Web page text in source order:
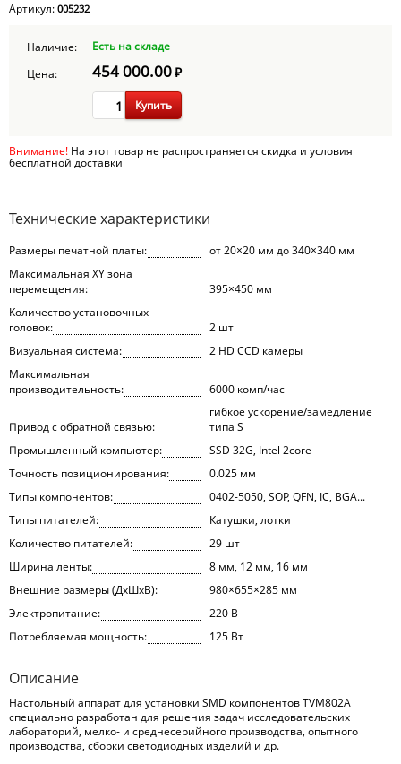
Артикул: 005232
Наличие:
Есть на складе
Цена:
454 000.00₽
Купить
Внимание! На этот товар не распространяется скидка и условия
бесплатной доставки
Технические характеристики
Размеры печатной платы:
от 20×20 мм до 340×340 мм
Максимальная XY зона
перемещения:
395×450 мм
Количество установочных
головок:
2 шт
Визуальная система:
2 HD CCD камеры
Максимальная
производительность:
6000 комп/час
Привод с обратной связью:
гибкое ускорение/замедление
типа S
Промышленный компьютер:
SSD 32G, Intel 2core
Точность позиционирования:
0.025 мм
Типы компонентов:
0402-5050, SOP, QFN, IC, BGA...
Типы питателей:
Катушки, лотки
Количество питателей:
29 шт
Ширина ленты:
8 мм, 12 мм, 16 мм
Внешние размеры (ДхШхВ):
980×655×285 мм
Электропитание:
220 В
Потребляемая мощность:
125 Вт
Описание
Настольный аппарат для установки SMD компонентов TVM802A
специально разработан для решения задач исследовательских
лабораторий, мелко- и среднесерийного производства, опытного
производства, сборки светодиодных изделий и др.